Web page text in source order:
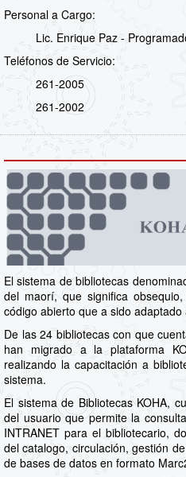
Personal a Cargo:
Lic. Enrique Paz -
Teléfonos de Servicio:
261-2005
261-2002
El sistema de bibliotecas
del maorí, que significa
código abierto que a sido
De las 24 bibliotecas con que
han migrado a la plataforma
realizando la capacitación a
sistema.
El sistema de Bibliotecas KOHA,
del usuario que permite la
INTRANET para el bibliotecario,
del catalogo, circulación, gestión
de bases de datos en formato